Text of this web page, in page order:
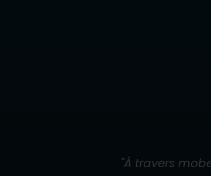
"À travers